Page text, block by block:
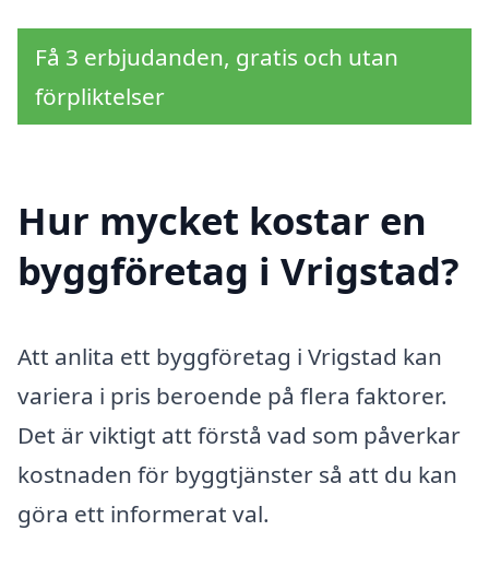
Få 3 erbjudanden, gratis och utan
förpliktelser
Hur mycket kostar en
byggföretag i Vrigstad?
Att anlita ett byggföretag i Vrigstad kan
variera i pris beroende på flera faktorer.
Det är viktigt att förstå vad som påverkar
kostnaden för byggtjänster så att du kan
göra ett informerat val.